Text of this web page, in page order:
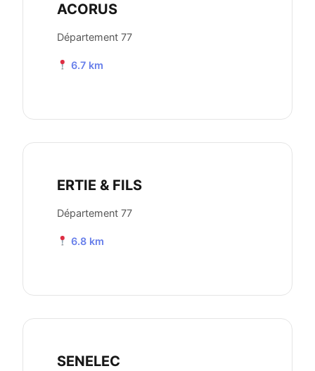
ACORUS
Département 77
6.7 km
ERTIE & FILS
Département 77
6.8 km
SENELEC